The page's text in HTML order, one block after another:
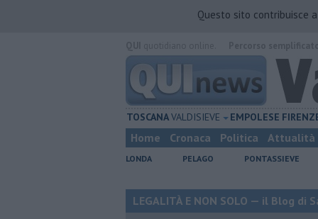
Questo sito contribuisce
TOSCANAVALDISIEVE EMPOLESE
Home Cronaca Politica Attualità
LONDA PELAGO PONTASSIEVE
LEGALITÀ E NON SOLO — il Blog di